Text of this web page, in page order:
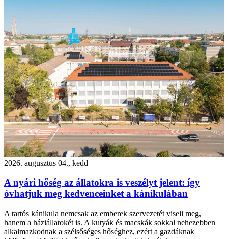
2026. augusztus 04., kedd
A nyári hőség az állatokra is veszélyt jelent: így
óvhatjuk meg kedvenceinket a kánikulában
A tartós kánikula nemcsak az emberek szervezetét viseli meg,
hanem a háziállatokét is. A kutyák és macskák sokkal nehezebben
alkalmazkodnak a szélsőséges hőséghez, ezért a gazdáknak